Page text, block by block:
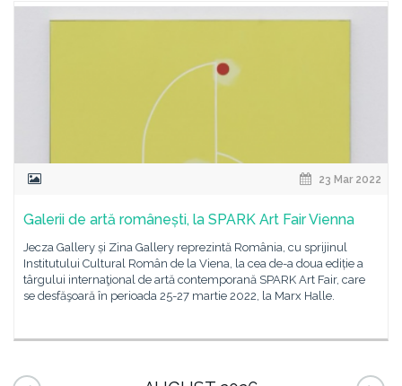
23 Mar 2022
Galerii de artă românești, la SPARK Art Fair Vienna
Jecza Gallery și Zina Gallery reprezintă România, cu sprijinul
Institutului Cultural Român de la Viena, la cea de-a doua ediție a
târgului internaţional de artă contemporană SPARK Art Fair, care
se desfăşoară în perioada 25-27 martie 2022, la Marx Halle.